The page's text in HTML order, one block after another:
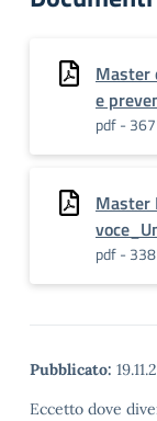
Master
e
pdf -
Master
pdf -
Pubblicato:
Eccetto dove